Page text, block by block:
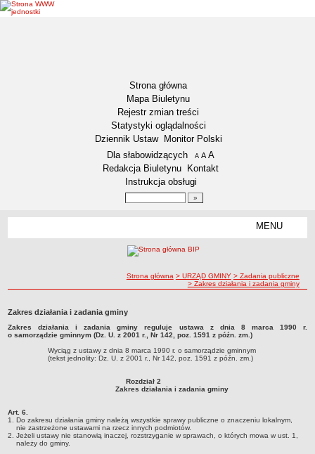
Strona główna
Mapa Biuletynu
Rejestr zmian treści
Statystyki oglądalności
Dziennik Ustaw
Monitor Polski
Menu dodatkowe
Dla słabowidzących A pomniejsz czcionkę
A standardowy rozmiar czcionki
A
Redakcja Biuletynu
Kontakt
Instrukcja obsługi
MENU
INFORMACJA DLA OSÓB NIESŁYSZĄCYCH
Ogłoszenia
Obwieszczenia
Nabory na wolne stanowiska
NASZA GMINA
Lokalizacja
Strategia rozwoju
Związki i stowarzyszenia
Gminne Spółki
ścieżka nawigacji
Strona główna > URZĄD GMINY > Zadania publiczne
> Zakres działania i zadania gminy
Zakres działania i zadania gminy
Zakres działania i zadania gminy reguluje ustawa z dnia 8 marca 1990 r.
o samorządzie gminnym (Dz. U. z 2001 r., Nr 142, poz. 1591 z późn. zm.)
Wyciąg z ustawy z dnia 8 marca 1990 r. o samorządzie gminnym
(tekst jednolity: Dz. U. z 2001 r., Nr 142, poz. 1591 z późn. zm.)
Rozdział 2
Zakres działania i zadania gminy
Art. 6.
1. Do zakresu działania gminy należą wszystkie sprawy publiczne o znaczeniu lokalnym,
nie zastrzeżone ustawami na rzecz innych podmiotów.
2. Jeżeli ustawy nie stanowią inaczej, rozstrzyganie w sprawach, o których mowa w ust. 1,
należy do gminy.